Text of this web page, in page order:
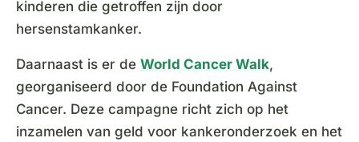
kinderen die getroffen zijn door
hersenstamkanker.
Daarnaast is er de World Cancer Walk,
georganiseerd door de Foundation Against
Cancer. Deze campagne richt zich op het
inzamelen van geld voor kankeronderzoek en het